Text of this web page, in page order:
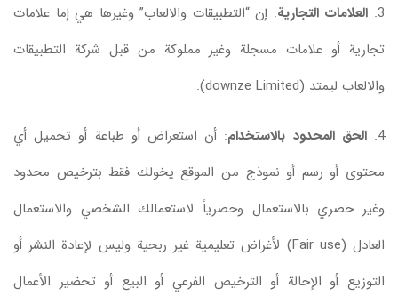
3. العلامات التجارية: إن “التطبيقات والالعاب” وغيرها هي إما علامات
تجارية أو علامات مسجلة وغير مملوكة من قبل شركة التطبيقات
والالعاب ليمتد (downze Limited).
4. الحق المحدود بالاستخدام: أن استعراض أو طباعة أو تحميل أي
محتوى أو رسم أو نموذج من الموقع يخولك فقط بترخيص محدود
وغير حصري بالاستعمال وحصرياً لاستعمالك الشخصي والاستعمال
العادل (Fair use) لأغراض تعليمية غير ربحية وليس لإعادة النشر أو
التوزيع أو الإحالة أو الترخيص الفرعي أو البيع أو تحضير الأعمال